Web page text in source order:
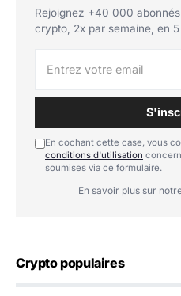
Rejoignez +40 000
crypto, 2x par semaine, en 5
En cochant cette case, vous
conditions d'utilisation
soumises via ce formulaire.
En savoir plus sur
Crypto populaires